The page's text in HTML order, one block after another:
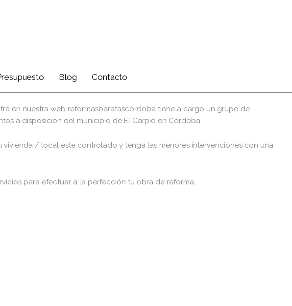
Blog Contacto
en nuestra web reformasbaratascordoba tiene a cargo un grupo de
a disposición del municipio de El Carpio en Córdoba.
/ local este controlado y tenga las menores intervenciones con una
para efectuar a la perfección tu obra de reforma.